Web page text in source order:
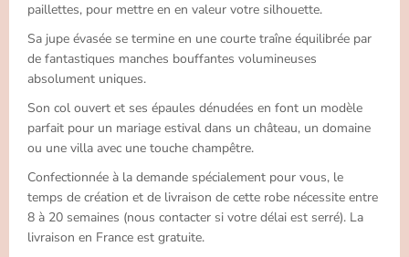
paillettes, pour mettre en en valeur votre silhouette.
Sa jupe évasée se termine en une courte traîne équilibrée par
de fantastiques manches bouffantes volumineuses
absolument uniques.
Son col ouvert et ses épaules dénudées en font un modèle
parfait pour un mariage estival dans un château, un domaine
ou une villa avec une touche champêtre.
Confectionnée à la demande spécialement pour vous, le
temps de création et de livraison de cette robe nécessite entre
8 à 20 semaines (nous contacter si votre délai est serré). La
livraison en France est gratuite.